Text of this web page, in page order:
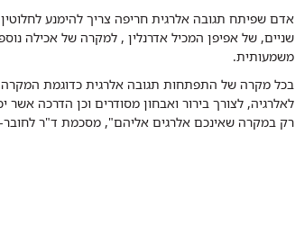
אדם שפיתח תגובה אלרגית חריפה צריך להימנע
שניים, של אפיפן המכיל אדרנלין , למקרה של אכילה
משמעותית.
בכל מקרה של התפתחות תגובה אלרגית כדוגמת המקרה
לאלרגיה, לצורך בירור ואבחון מסודרים וכן הדרכה
רק במקרה שאינכם אלרגים אליהם", מסכמת ד"ר